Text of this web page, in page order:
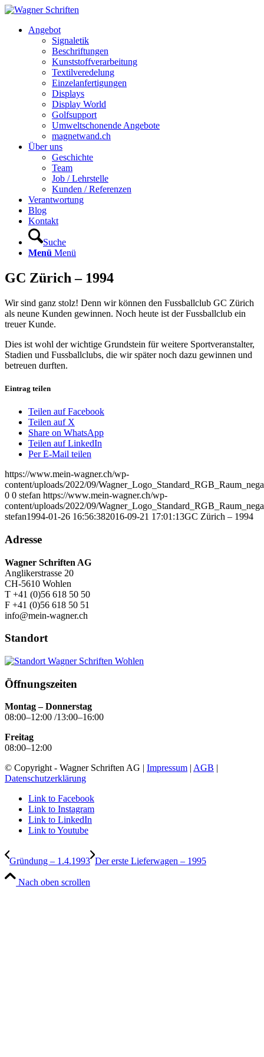
Hauptnavigation
Angebot
Signaletik
Beschriftungen
Kunststoffverarbeitung
Textilveredelung
Einzelanfertigungen
Displays
Display World
Golfsupport
Umweltschonende Angebote
magnetwand.ch
Über uns
Geschichte
Team
Job / Lehrstelle
Kunden / Referenzen
Verantwortung
Blog
Kontakt
Suche
Menü Menü
GC Zürich – 1994
Wir sind ganz stolz! Denn wir können den Fussballclub GC Zürich
als neune Kunden gewinnen. Noch heute ist der Fussballclub ein
treuer Kunde.
Dies ist wohl der wichtige Grundstein für weitere Sportveranstalter,
Stadien und Fussballclubs, die wir später noch dazu gewinnen und
betreuen durften.
Eintrag teilen
Teilen auf Facebook
Teilen auf X
Share on WhatsApp
Teilen auf LinkedIn
Per E-Mail teilen
https://www.mein-wagner.ch/wp-
content/uploads/2022/09/
0 0 stefan https://www.mein-wagner.ch/wp-
content/uploads/2022/09/
stefan1994-01-26 16:56:382016-09-21 17:01:13GC Zürich – 1994
Adresse
Wagner Schriften AG
Anglikerstrasse 20
CH-5610 Wohlen
T +41 (0)56 618 50 50
F +41 (0)56 618 50 51
info@mein-wagner.ch
Standort
Öffnungszeiten
Montag – Donnerstag
08:00–12:00 /13:00–16:00
Freitag
08:00–12:00
© Copyright - Wagner Schriften AG | Impressum AGB
Datenschutzerklärung
Link to Facebook
Link to Instagram
Link to LinkedIn
Link to Youtube
Gründung – 1.4.1993 Der erste Lieferwagen – 1995
Nach oben scrollen